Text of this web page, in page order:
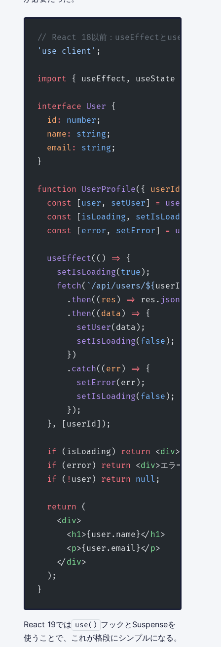
// React 18以前：useEffectとuseStateによ
'use client' ;
import { useEffect, useState }
interface User {
  id
: number ;
  name
: string ;
  email
: string ;
}
function UserProfile({ userId
  const
[ user , setUser ] = useState
  const
[ isLoading , setIsLoading
  const
[ error , setError ] = useState
  useEffect
(() => {
    setIsLoading
( true );
    fetch
( `/api/users/${ userId
      .
then(( res ) => res. json
      .
then(( data ) => {
        setUser
(data);
        setIsLoading
( false );
      })
      .
catch(( err ) => {
        setError
(err);
        setIsLoading
( false );
      });
  }, [userId]);
  if
(isLoading) return <div>読み込み
  if
(error) return <div>エラー:
  if
( ! user) return null ;
  return
(
    <
div>
      <
h1>{user.name}</ h1>
      <
p>{user.email}</ p>
    </
div>
  );
}
React 19では use() フックとSuspenseを
使うことで、これが格段にシンプルになる。